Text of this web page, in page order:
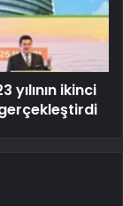
yılının ikinci